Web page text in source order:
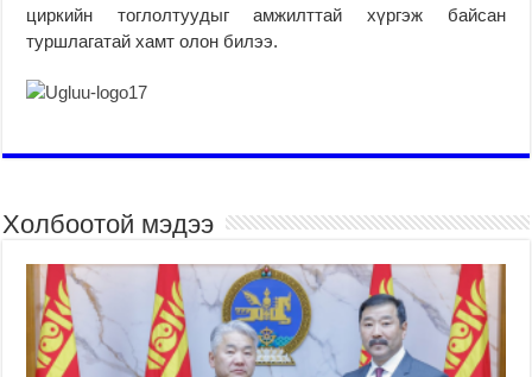
циркийн тоглолтуудыг амжилттай хүргэж байсан
туршлагатай хамт олон билээ.
Холбоотой мэдээ